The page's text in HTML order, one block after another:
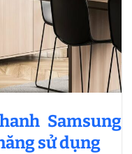
Samsung
sử dụng